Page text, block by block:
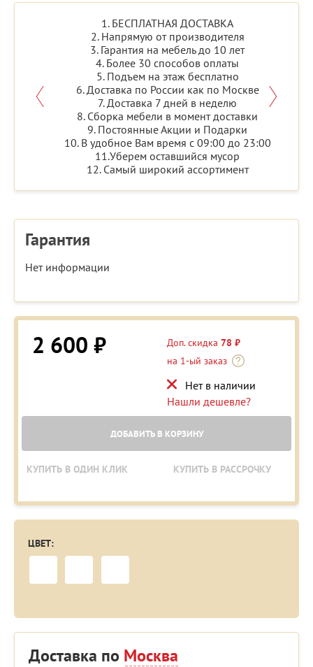
1. БЕСПЛАТНАЯ ДОСТАВКА
2. Напрямую от производителя
3. Гарантия на мебель до 10 лет
4. Более 30 способов оплаты
5. Подъем на этаж бесплатно
6. Доставка по России как по Москве
7. Доставка 7 дней в неделю
8. Сборка мебели в момент доставки
9. Постоянные Акции и Подарки
10. В удобное Вам время с 09:00 до 23:00
11.Уберем оставшийся мусор
12. Самый широкий ассортимент
Гарантия
Нет информации
2 600 ₽ Доп. скидка 78 ₽
на 1-ый заказ
Нет в наличии
Нашли дешевле?
ДОБАВИТЬ В КОРЗИНУ
КУПИТЬ В ОДИН КЛИК КУПИТЬ В РАССРОЧКУ
ЦВЕТ:
Доставка по Москва